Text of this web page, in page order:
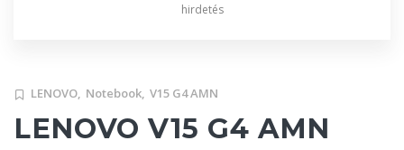
hirdetés
LENOVO, Notebook, V15 G4 AMN
LENOVO V15 G4 AMN